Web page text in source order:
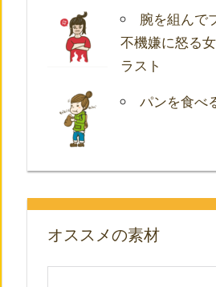
腕を組んで
不機嫌に怒る
ラスト
パンを食べ
オススメの素材